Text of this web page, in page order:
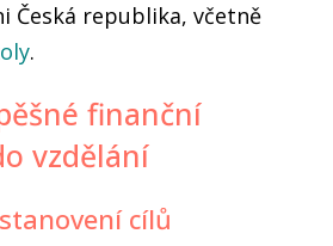
Česká republika, včetně
.
finanční
vzdělání
cílů